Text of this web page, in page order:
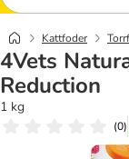
Kattfoder
4Vets
Reduction
1 kg
(0)